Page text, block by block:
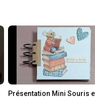
Présentation Mini Souris